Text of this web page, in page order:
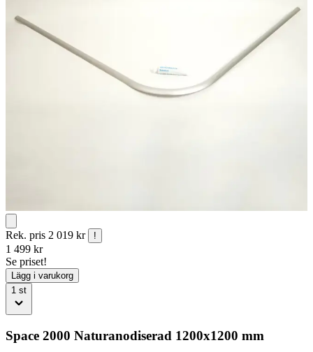
Rek. pris 2 019 kr !
1 499 kr
Se priset!
Lägg i varukorg
1 st
Space 2000 Naturanodiserad 1200x1200 mm